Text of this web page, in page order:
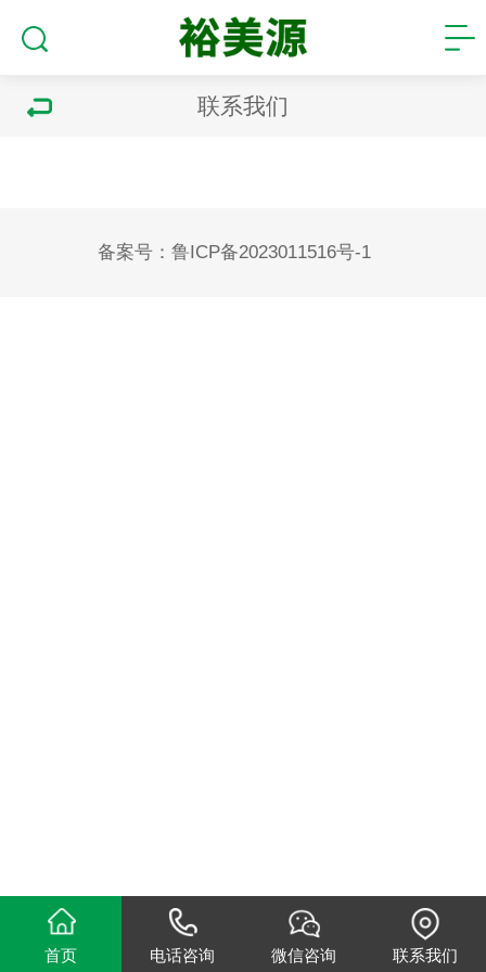
联系我们
备案号： 鲁ICP备2023011516号-1
首页 电话咨询 微信咨询 联系我们